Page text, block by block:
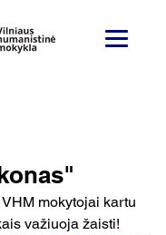
mokytojai kartu
važiuoja žaisti!